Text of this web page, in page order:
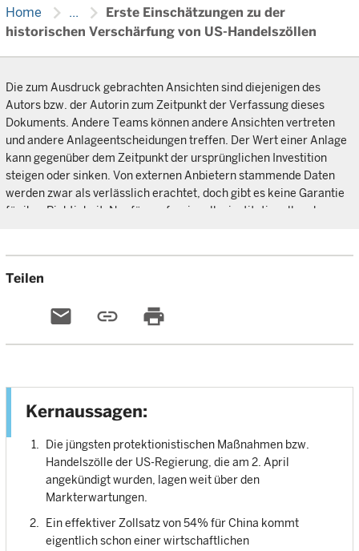
Home chevron_right ... chevron_right
Erste Einschätzungen zu der
historischen Verschärfung von US-Handelszöllen
Die zum Ausdruck gebrachten Ansichten sind diejenigen des
Autors bzw. der Autorin zum Zeitpunkt der Verfassung dieses
Dokuments. Andere Teams können andere Ansichten vertreten
und andere Anlageentscheidungen treffen. Der Wert einer Anlage
kann gegenüber dem Zeitpunkt der ursprünglichen Investition
steigen oder sinken. Von externen Anbietern stammende Daten
werden zwar als verlässlich erachtet, doch gibt es keine Garantie
für ihre Richtigkeit. Nur für professionelle, institutionelle oder
Teilen
email link print
Kernaussagen:
Die jüngsten protektionistischen Maßnahmen bzw.
Handelszölle der US-Regierung, die am 2. April
angekündigt wurden, lagen weit über den
Markterwartungen.
Ein effektiver Zollsatz von 54% für China kommt
eigentlich schon einer wirtschaftlichen